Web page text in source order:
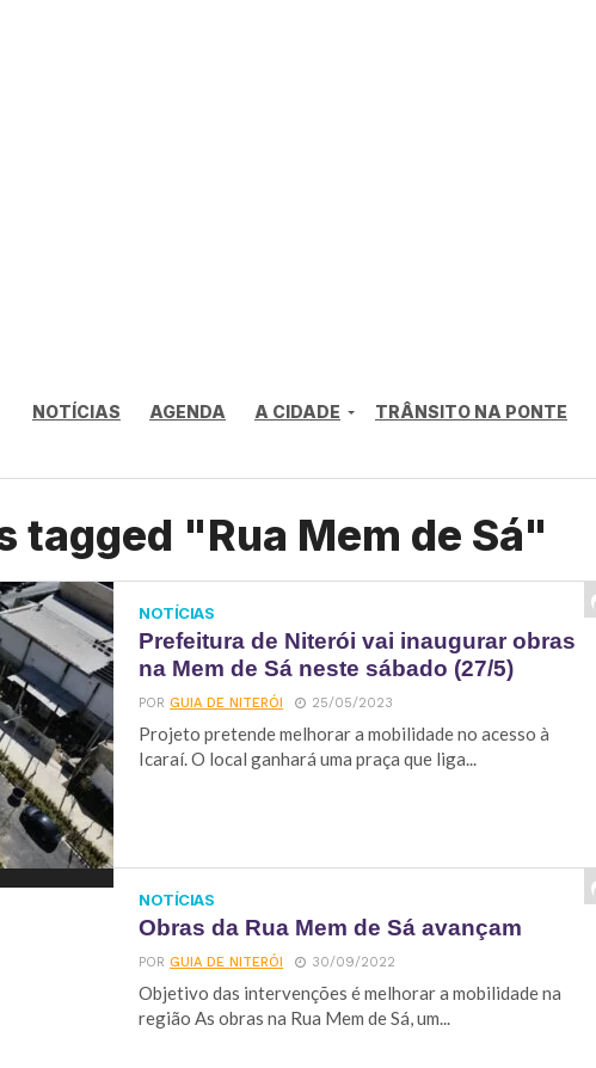
NOTÍCIAS AGENDA A CIDADE TRÂNSITO NA PONTE
tagged "Rua Mem de Sá"
NOTÍCIAS
Prefeitura de Niterói vai inaugurar obras
na Mem de Sá neste sábado (27/5)
PORGUIA DE NITERÓI 25/05/2023
Projeto pretende melhorar a mobilidade no acesso à
Icaraí. O local ganhará uma praça que liga...
NOTÍCIAS
Obras da Rua Mem de Sá avançam
PORGUIA DE NITERÓI 30/09/2022
Objetivo das intervenções é melhorar a mobilidade na
região As obras na Rua Mem de Sá, um...